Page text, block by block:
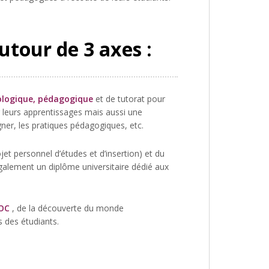
de 3 axes :
pédagogique et de tutorat pour
apprentissages mais aussi une
les pratiques pédagogiques, etc.
personnel d’études et d’insertion) et du
un diplôme universitaire dédié aux
, de la découverte du monde
des étudiants.